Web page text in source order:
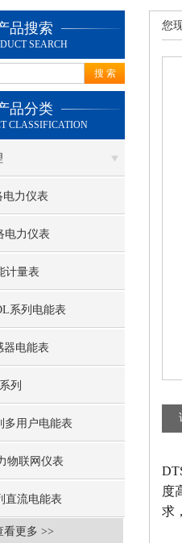
品搜索
SEARCH
品分类
CLASSIFICATION
电力仪表
电力仪表
计量表
系列电能表
器电能表
列
多用户电能表
物联网仪表
直流电能表
看更多 >>
您
度
求